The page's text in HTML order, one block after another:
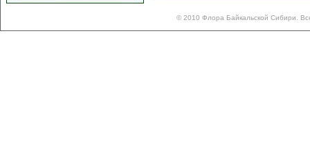
© 2010 Флора Байкальской Сибири.